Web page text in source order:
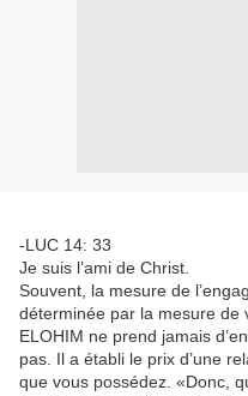
-LUC 14: 33
Je suis l’ami de Christ.
Souvent, la mesure de
déterminée par la mesure de
ELOHIM ne prend jamais
pas. Il a établi le prix d’une
que vous possédez. «Donc,